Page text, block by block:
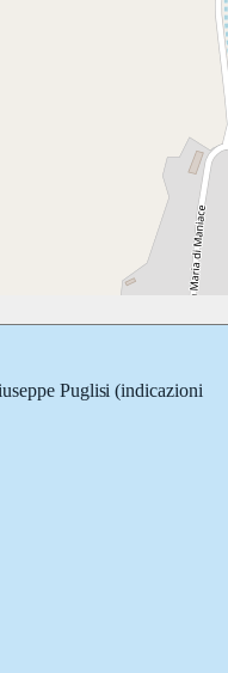
Puglisi (indicazioni